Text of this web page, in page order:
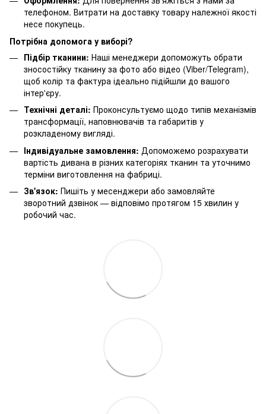
телефоном. Витрати на доставку товару належної якості
несе покупець.
Потрібна допомога у виборі?
Підбір тканини: Наші менеджери допоможуть обрати
зносостійку тканину за фото або відео (Viber/Telegram),
щоб колір та фактура ідеально підійшли до вашого
інтер'єру.
Технічні деталі: Проконсультуємо щодо типів механізмів
трансформації, наповнювачів та габаритів у
розкладеному вигляді.
Індивідуальне замовлення: Допоможемо розрахувати
вартість дивана в різних категоріях тканин та уточнимо
терміни виготовлення на фабриці.
Зв'язок: Пишіть у месенджери або замовляйте
зворотний дзвінок — відповімо протягом 15 хвилин у
робочий час.